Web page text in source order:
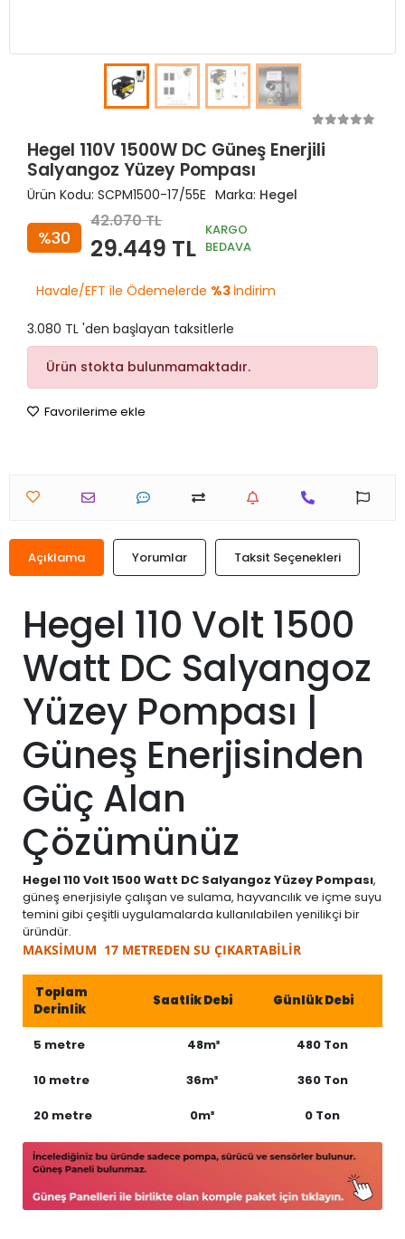
Hegel 110V 1500W DC Güneş Enerjili
Salyangoz Yüzey Pompası
Ürün Kodu: SCPM1500-17/55E Marka: Hegel
%30
42.070 TL
29.449 TL
KARGO
BEDAVA
Havale/EFT ile Ödemelerde %3 İndirim
3.080 TL 'den başlayan taksitlerle
Ürün stokta bulunmamaktadır.
Favorilerime ekle
Açıklama Yorumlar Taksit Seçenekleri
Hegel 110 Volt 1500
Watt DC Salyangoz
Yüzey Pompası |
Güneş Enerjisinden
Güç Alan
Çözümünüz
Hegel 110 Volt 1500 Watt DC Salyangoz Yüzey Pompası,
güneş enerjisiyle çalışan ve sulama, hayvancılık ve içme suyu
temini gibi çeşitli uygulamalarda kullanılabilen yenilikçi bir
üründür.
MAKSİMUM 17 METREDEN SU ÇIKARTABİLİR
Toplam
Derinlik
Saatlik Debi Günlük Debi
5 metre 48m³ 480 Ton
10 metre 36m³ 360 Ton
20 metre 0m³ 0 Ton